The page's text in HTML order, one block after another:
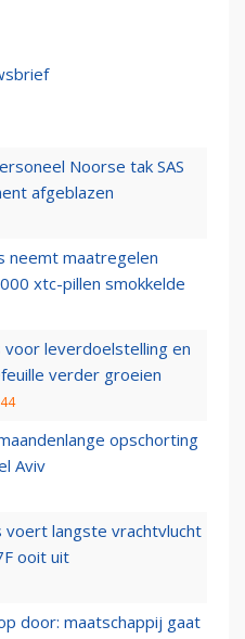
Noorse tak SAS
afgeblazen
neemt maatregelen
xtc-pillen smokkelde
voor leverdoelstelling en
verder groeien
opschorting
Aviv
voert langste vrachtvlucht
ooit uit
door: maatschappij gaat